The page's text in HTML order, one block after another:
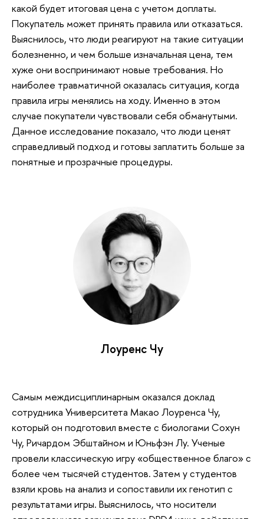
какой будет итоговая цена с учетом доплаты.
Покупатель может принять правила или отказаться.
Выяснилось, что люди реагируют на такие ситуации
болезненно, и чем больше изначальная цена, тем
хуже они воспринимают новые требования. Но
наиболее травматичной оказалась ситуация, когда
правила игры менялись на ходу. Именно в этом
случае покупатели чувствовали себя обманутыми.
Данное исследование показало, что люди ценят
справедливый подход и готовы заплатить больше за
понятные и прозрачные процедуры.
Лоуренс Чу
Самым междисциплинарным оказался доклад
сотрудника Университета Макао Лоуренса Чу,
который он подготовил вместе с биологами Сохун
Чу, Ричардом Эбштайном и Юньфэн Лу. Ученые
провели классическую игру «общественное благо» с
более чем тысячей студентов. Затем у студентов
взяли кровь на анализ и сопоставили их генотип с
результатами игры. Выяснилось, что носители